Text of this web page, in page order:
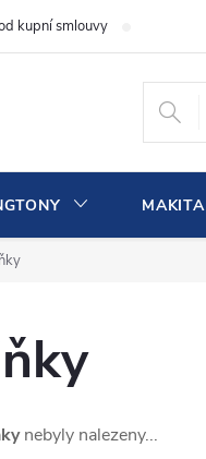
kupní smlouvy
MAKITA
nebyly nalezeny...